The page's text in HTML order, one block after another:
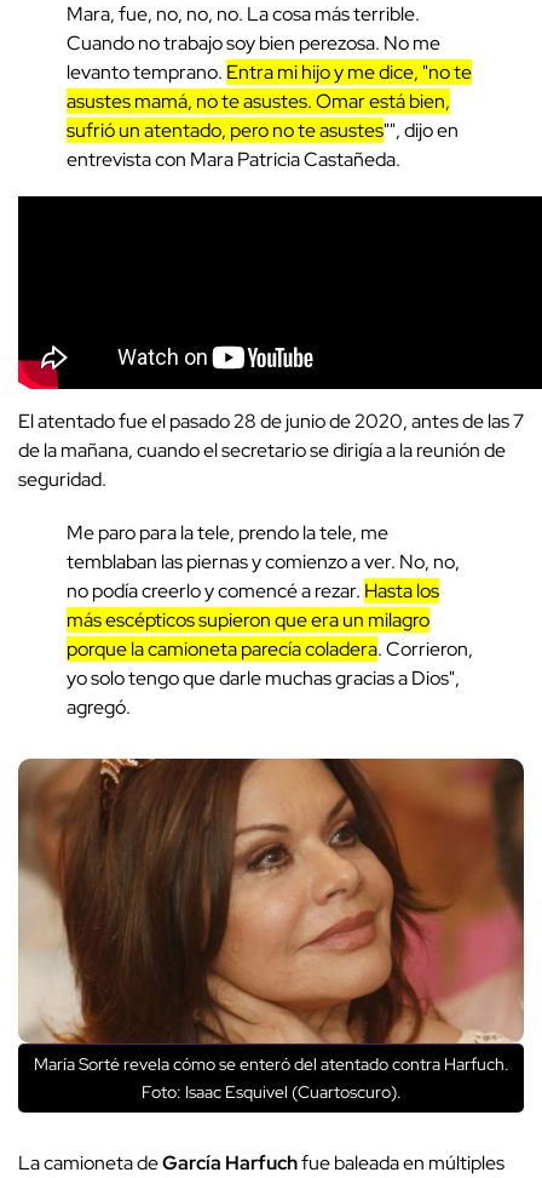
Mara, fue, no, no, no. La cosa más terrible.
Cuando no trabajo soy bien perezosa. No me
levanto temprano. Entra mi hijo y me dice, "no te
asustes mamá, no te asustes. Omar está bien,
sufrió un atentado, pero no te asustes"", dijo en
entrevista con Mara Patricia Castañeda.
El atentado fue el pasado 28 de junio de 2020, antes de las 7
de la mañana, cuando el secretario se dirigía a la reunión de
seguridad.
Me paro para la tele, prendo la tele, me
temblaban las piernas y comienzo a ver. No, no,
no podía creerlo y comencé a rezar. Hasta los
más escépticos supieron que era un milagro
porque la camioneta parecía coladera. Corrieron,
yo solo tengo que darle muchas gracias a Dios",
agregó.
María Sorté revela cómo se enteró del atentado contra Harfuch.
Foto: Isaac Esquivel (Cuartoscuro).
La camioneta deGarcía Harfuchfue baleada en múltiples